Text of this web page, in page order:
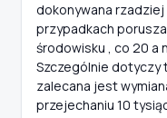
dokonywana
przypadkach
środowisku , co 20 a
Szczególnie dotyczy
zalecana jest
przejechaniu 10